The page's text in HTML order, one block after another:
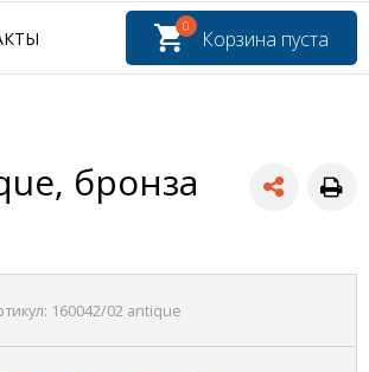
Корзина пуста
0
бронза
160042/02 antique